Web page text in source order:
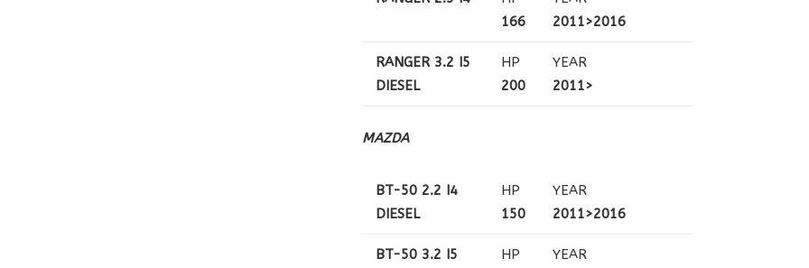
166
2011>2016
RANGER 3.2 I5
DIESEL
HP
200
YEAR
2011>
MAZDA
BT-50 2.2 I4
DIESEL
HP
150
YEAR
2011>2016
BT-50 3.2 I5
HP
YEAR